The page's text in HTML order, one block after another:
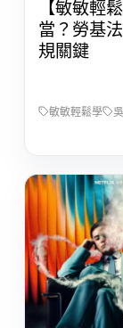
【敏敏輕
當？勞基
規關鍵
敏敏輕鬆學